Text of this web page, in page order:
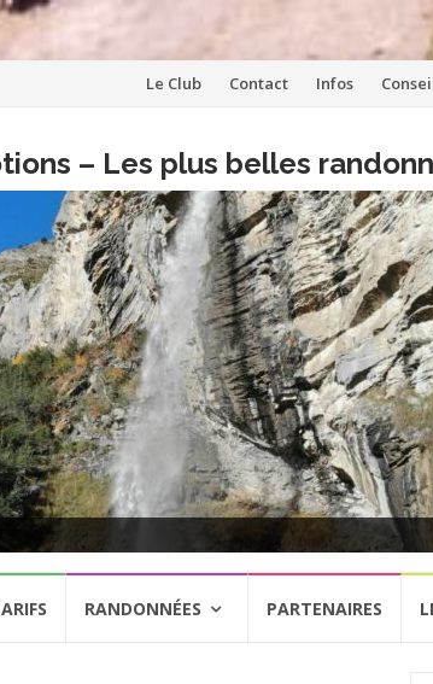
Aller
contenu
Le Club Contact Infos
– Les plus belles
RANDONNÉES PARTENAIRES